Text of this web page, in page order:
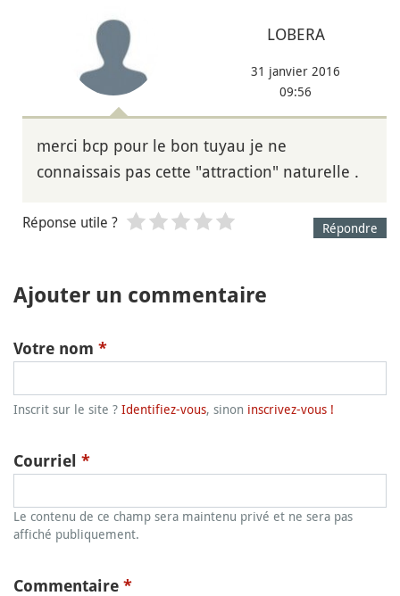
LOBERA
31 janvier 2016
09:56
merci bcp pour le bon tuyau je ne
connaissais pas cette "attraction" naturelle .
Répondre
Réponse utile ?
Ajouter un commentaire
Votre nom *
Inscrit sur le site ? Identifiez-vous, sinon inscrivez-vous !
Courriel *
Le contenu de ce champ sera maintenu privé et ne sera pas
affiché publiquement.
Commentaire *